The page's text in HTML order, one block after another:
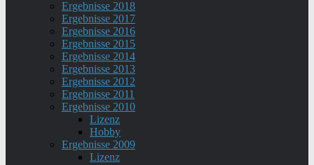
Ergebnisse 2018
Ergebnisse 2017
Ergebnisse 2016
Ergebnisse 2015
Ergebnisse 2014
Ergebnisse 2013
Ergebnisse 2012
Ergebnisse 2011
Ergebnisse 2010
Lizenz
Hobby
Ergebnisse 2009
Lizenz